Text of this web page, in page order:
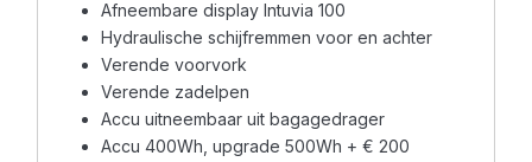
Afneembare display Intuvia 100
Hydraulische schijfremmen voor en achter
Verende voorvork
Verende zadelpen
Accu uitneembaar uit bagagedrager
Accu 400Wh, upgrade 500Wh + € 200